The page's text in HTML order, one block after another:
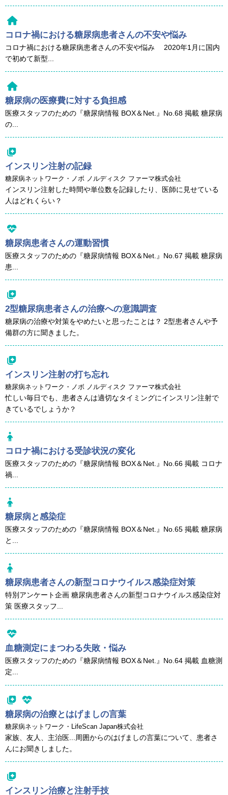
コロナ禍における糖尿病患者さんの不安や悩み
コロナ禍における糖尿病患者さんの不安や悩み 2020年1月に国内
で初めて新型...
糖尿病の医療費に対する負担感
医療スタッフのための『糖尿病情報 BOX＆Net.』No.68 掲載 糖尿病
の...
インスリン注射の記録
糖尿病ネットワーク・ノボ ノルディスク ファーマ株式会社
インスリン注射した時間や単位数を記録したり、医師に見せている
人はどれくらい？
糖尿病患者さんの運動習慣
医療スタッフのための『糖尿病情報 BOX＆Net.』No.67 掲載 糖尿病
患...
2型糖尿病患者さんの治療への意識調査
糖尿病の治療や対策をやめたいと思ったことは？ 2型患者さんや予
備群の方に聞きました。
インスリン注射の打ち忘れ
糖尿病ネットワーク・ノボ ノルディスク ファーマ株式会社
忙しい毎日でも、患者さんは適切なタイミングにインスリン注射で
きているでしょうか？
コロナ禍における受診状況の変化
医療スタッフのための『糖尿病情報 BOX＆Net.』No.66 掲載 コロナ
禍...
糖尿病と感染症
医療スタッフのための『糖尿病情報 BOX＆Net.』No.65 掲載 糖尿病
と...
糖尿病患者さんの新型コロナウイルス感染症対策
特別アンケート企画 糖尿病患者さんの新型コロナウイルス感染症対
策 医療スタッフ...
血糖測定にまつわる失敗・悩み
医療スタッフのための『糖尿病情報 BOX＆Net.』No.64 掲載 血糖測
定...
糖尿病の治療とはげましの言葉
糖尿病ネットワーク・LifeScan Japan株式会社
家族、友人、主治医...周囲からのはげましの言葉について、患者さ
んにお聞きしました。
インスリン治療と注射手技